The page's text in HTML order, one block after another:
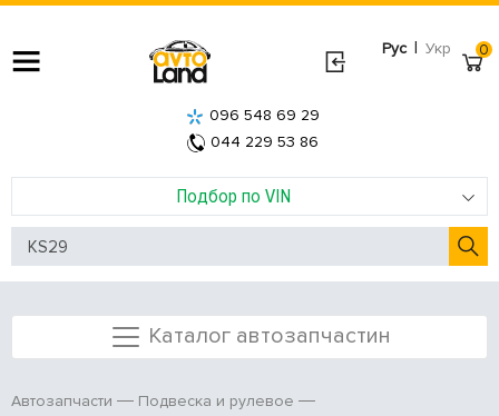
Рус | Укр
Подбор по VIN
096 548 69 29
044 229 53 86
0
Каталог автозапчастин
Автозапчасти
Подвеска и рулевое